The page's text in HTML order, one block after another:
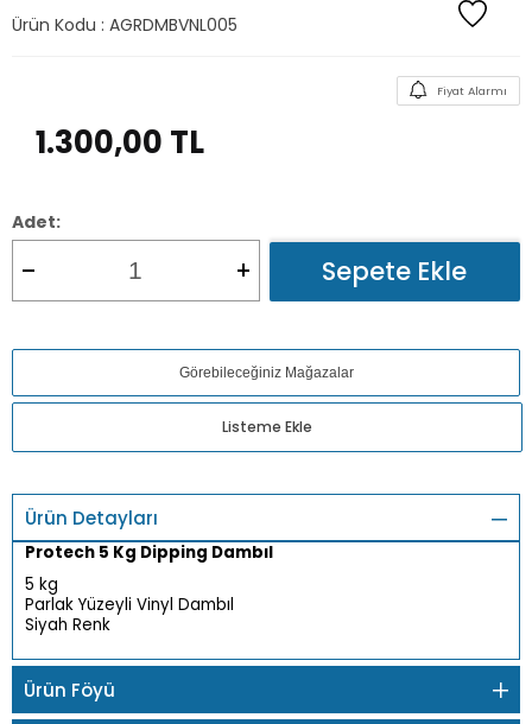
Ürün Kodu : AGRDMBVNL005
Fiyat Alarmı
1.300,00 TL
Adet:
Sepete Ekle
Görebileceğiniz Mağazalar
Listeme Ekle
Ürün Detayları
Protech 5 Kg Dipping Dambıl
5 kg
Parlak Yüzeyli Vinyl Dambıl
Siyah Renk
Ürün Föyü